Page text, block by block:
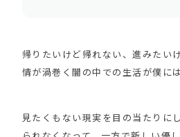
帰りたいけど帰れない、進みたい
情が渦巻く闇の中での生活が僕に
見たくもない現実を目の当たりに